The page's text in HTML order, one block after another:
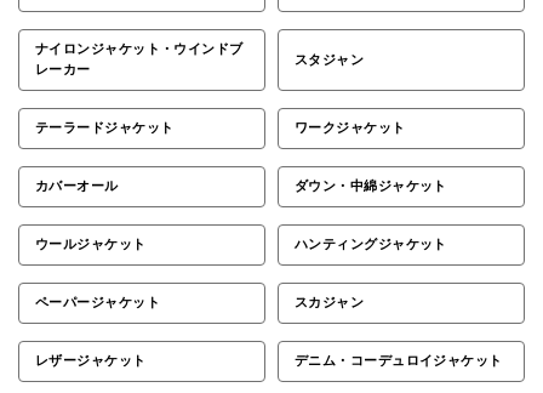
ナイロンジャケット・ウインドブ
レーカー
スタジャン
テーラードジャケット ワークジャケット
カバーオール ダウン・中綿ジャケット
ウールジャケット ハンティングジャケット
ペーパージャケット スカジャン
レザージャケット デニム・コーデュロイジャケット